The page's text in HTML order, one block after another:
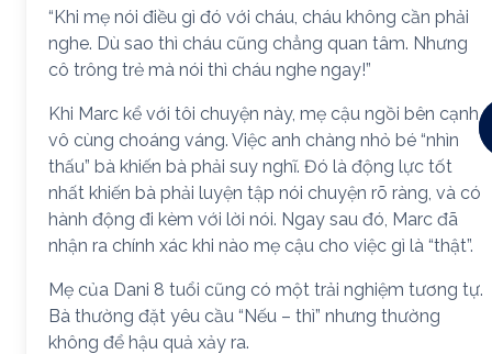
“Khi mẹ nói điều gì đó với cháu, cháu không cần phải
nghe. Dù sao thì cháu cũng chẳng quan tâm. Nhưng
cô trông trẻ mà nói thì cháu nghe ngay!”
Khi Marc kể với tôi chuyện này, mẹ cậu ngồi bên cạnh
vô cùng choáng váng. Việc anh chàng nhỏ bé “nhìn
thấu” bà khiến bà phải suy nghĩ. Đó là động lực tốt
nhất khiến bà phải luyện tập nói chuyện rõ ràng, và có
hành động đi kèm với lời nói. Ngay sau đó, Marc đã
nhận ra chính xác khi nào mẹ cậu cho việc gì là “thật”.
Mẹ của Dani 8 tuổi cũng có một trải nghiệm tương tự.
Bà thường đặt yêu cầu “Nếu – thì” nhưng thường
không để hậu quả xảy ra.